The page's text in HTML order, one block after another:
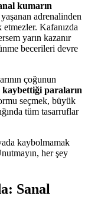
kumarın
adrenalinden
etmezler. Kafanızda
yarın kazanır
becerileri devre
çoğunun
paraların
seçmek, büyük
tüm tasarruflar
kaybolmamak
her şey
Sanal